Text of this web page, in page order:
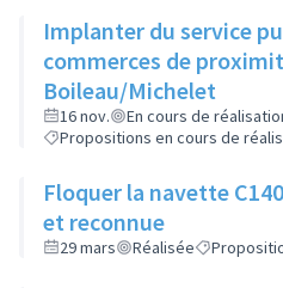
Implanter du service
commerces de
Boileau/Michelet
16 nov.
En cours de
Propositions en cours de
Floquer la navette
et reconnue
29 mars Réalisée